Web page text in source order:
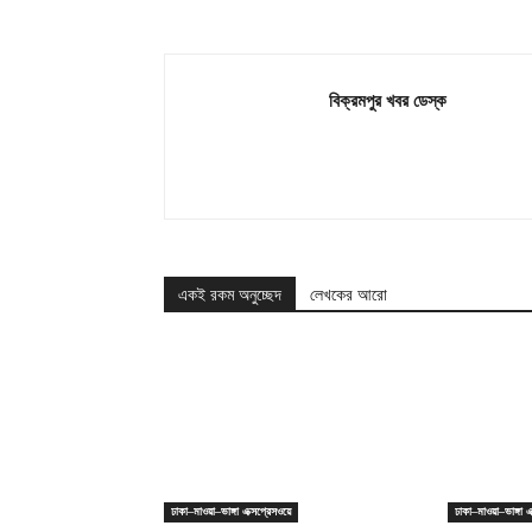
বিক্রমপুর খবর ডেস্ক
একই রকম অনুচ্ছেদ লেখকের আরো
ঢাকা–মাওয়া–ভাঙ্গা এক্সপ্রেসওয়ে ঢাকা–মাওয়া–ভাঙ্গা